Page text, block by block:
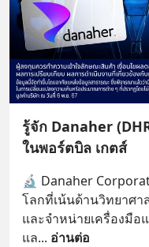
รู้จัก Danaher
ในพอร์ตบิล เกตส์
🔬 Danaher
โลกที่เน้นด้านวิทยาศ
และจำหน่ายเครื่องมื
แล... อ่านต่อ